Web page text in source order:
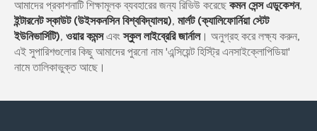
আমাদের প্রকাশনাটি শিক্ষামূলক ব্যবহারের জন্য রিভিউ করেছে কমন সেন্স এডুকেশন,
ইন্টারনেট স্কাউট (উইসকনসিন বিশ্ববিদ্যালয়), মার্লট (ক্যালিফোর্নিয়া স্টেট
ইউনিভার্সিটি), ওয়ার কমন্সএবংস্কুল লাইব্রেরি জার্নাল। অনুগ্রহ করে লক্ষ্য করুন,
এই সুপারিশগুলোর কিছু আমাদের পুরনো নাম 'এন্সিয়েন্ট হিস্ট্রি এনসাইক্লোপিডিয়া'
নামে তালিকাভুক্ত আছে।